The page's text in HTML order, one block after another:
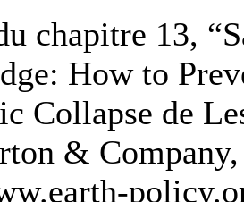
chapitre 13,
How to
Collapse de
&